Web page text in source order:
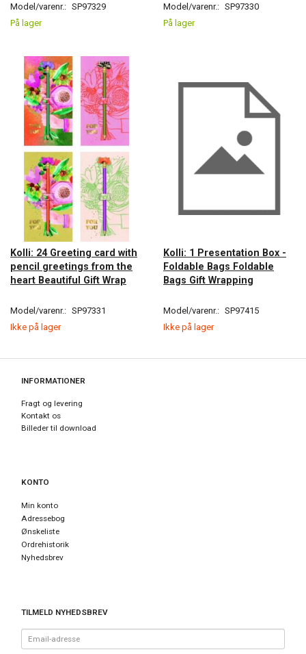
Model/varenr.: SP97329
På lager
Model/varenr.: SP97330
På lager
Kolli: 24 Greeting card with
pencil greetings from the
heart Beautiful Gift Wrap
Model/varenr.: SP97331
Ikke på lager
Kolli: 1 Presentation Box -
Foldable Bags Foldable
Bags Gift Wrapping
Model/varenr.: SP97415
Ikke på lager
INFORMATIONER
Fragt og levering
Kontakt os
Billeder til download
KONTO
Min konto
Adressebog
Ønskeliste
Ordrehistorik
Nyhedsbrev
TILMELD NYHEDSBREV
Email-
adresse